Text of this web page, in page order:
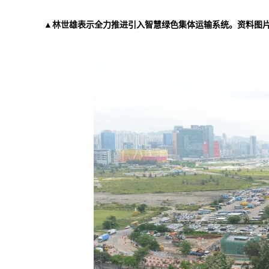
▲林世雄表示全力推进引入智慧绿色集体运输系统。资料图